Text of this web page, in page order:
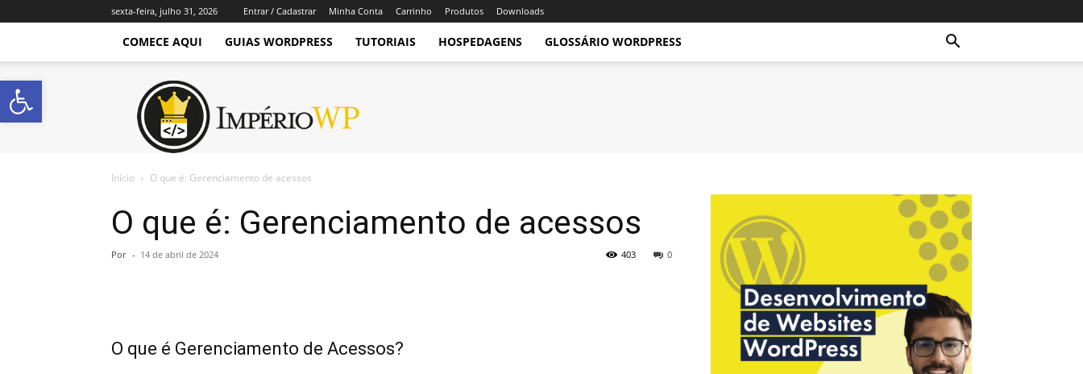
sexta-feira, julho 31, 2026 Entrar / Cadastrar Minha Conta Carrinho Produtos Downloads
COMECE AQUI GUIAS WORDPRESS TUTORIAIS HOSPEDAGENS GLOSSÁRIO WORDPRESS
Império
WordPress
Início O que é: Gerenciamento de acessos
O que é: Gerenciamento de acessos
Por - 14 de abril de 2024 0
403
O que é Gerenciamento de Acessos?
Abrir a barra de ferramentas